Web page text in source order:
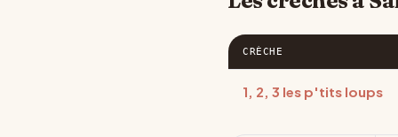
CRÈCHE
1, 2, 3 les p'tits loups